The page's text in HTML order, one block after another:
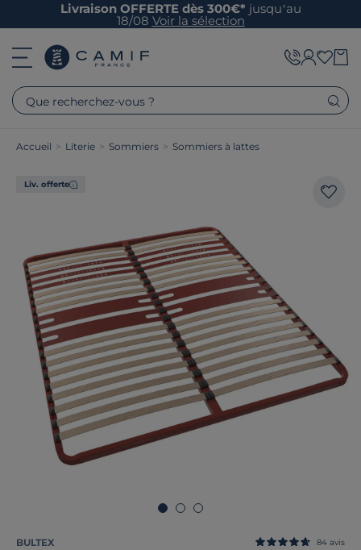
Livraison OFFERTE dès 300€* jusqu’au
18/08 Voir la sélection
Que recherchez-vous ?
Accueil > Literie > Sommiers > Sommiers à lattes
Liv. offerte
BULTEX 84 avis